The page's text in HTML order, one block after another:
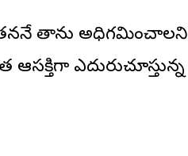
తాను అధిగమించాలని
ఆసక్తిగా ఎదురుచూస్తున్న